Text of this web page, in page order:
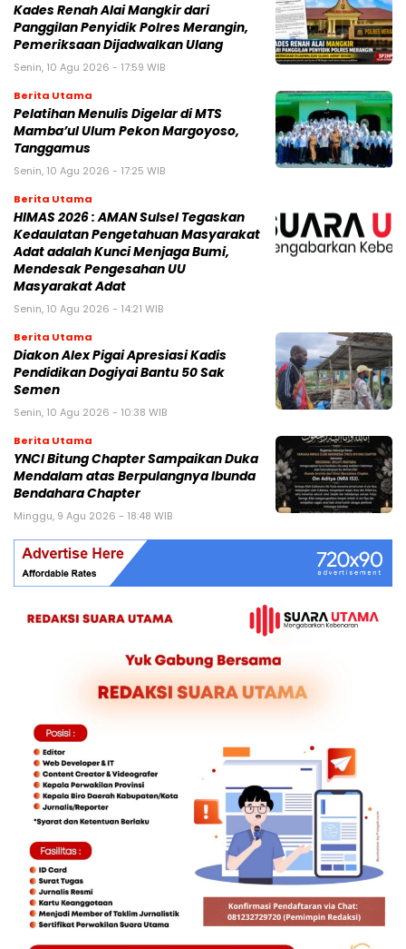
Kades Renah Alai Mangkir dari
Panggilan Penyidik Polres Merangin,
Pemeriksaan Dijadwalkan Ulang
Senin, 10 Agu 2026 - 17:59 WIB
Berita Utama
Pelatihan Menulis Digelar di MTS
Mamba’ul Ulum Pekon Margoyoso,
Tanggamus
Senin, 10 Agu 2026 - 17:25 WIB
Berita Utama
HIMAS 2026 : AMAN Sulsel Tegaskan
Kedaulatan Pengetahuan Masyarakat
Adat adalah Kunci Menjaga Bumi,
Mendesak Pengesahan UU
Masyarakat Adat
Senin, 10 Agu 2026 - 14:21 WIB
Berita Utama
Diakon Alex Pigai Apresiasi Kadis
Pendidikan Dogiyai Bantu 50 Sak
Semen
Senin, 10 Agu 2026 - 10:38 WIB
Berita Utama
YNCI Bitung Chapter Sampaikan Duka
Mendalam atas Berpulangnya Ibunda
Bendahara Chapter
Minggu, 9 Agu 2026 - 18:48 WIB